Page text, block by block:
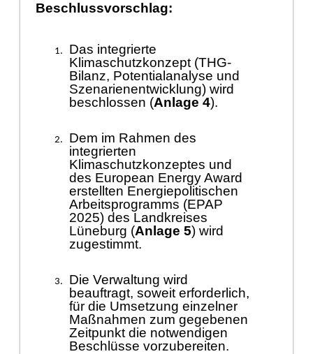
Beschlussvorschlag:
Das integrierte
Klimaschutzkonzept (THG-
Bilanz, Potentialanalyse und
Szenarienentwicklung) wird
beschlossen (Anlage 4).
Dem im Rahmen des
integrierten
Klimaschutzkonzeptes und
des European Energy Award
erstellten Energiepolitischen
Arbeitsprogramms (EPAP
2025) des Landkreises
Lüneburg (Anlage 5) wird
zugestimmt.
Die Verwaltung wird
beauftragt,soweit erforderlich,
für die Umsetzung einzelner
Maßnahmen zum gegebenen
Zeitpunkt die notwendigen
Beschlüsse vorzubereiten.